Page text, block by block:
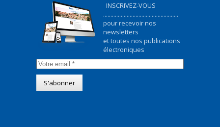
INSCRIVEZ-VOUS
...................................................
pour recevoir nos
newsletters
et toutes nos publications
électroniques